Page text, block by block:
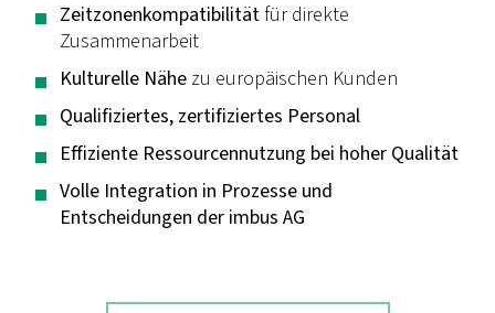
Zeitzonenkompatibilitätfür direkte
Zusammenarbeit
Kulturelle Nähe zu europäischen Kunden
Qualifiziertes, zertifiziertes Personal
Effiziente Ressourcennutzung bei hoher Qualität
Volle Integration in Prozesse und
Entscheidungen der imbus AG